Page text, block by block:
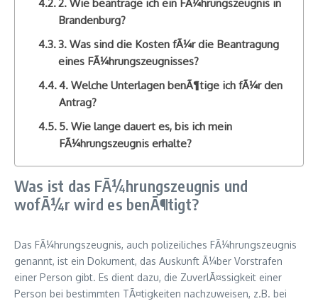
2. Wie beantrage ich ein FÃ¼hrungszeugnis in
Brandenburg?
3. Was sind die Kosten fÃ¼r die Beantragung
eines FÃ¼hrungszeugnisses?
4. Welche Unterlagen benÃ¶tige ich fÃ¼r den
Antrag?
5. Wie lange dauert es, bis ich mein
FÃ¼hrungszeugnis erhalte?
Was ist das FÃ¼hrungszeugnis und
wofÃ¼r wird es benÃ¶tigt?
Das FÃ¼hrungszeugnis, auch polizeiliches FÃ¼hrungszeugnis
genannt, ist ein Dokument, das Auskunft Ã¼ber Vorstrafen
einer Person gibt. Es dient dazu, die ZuverlÃ¤ssigkeit einer
Person bei bestimmten TÃ¤tigkeiten nachzuweisen, z.B. bei